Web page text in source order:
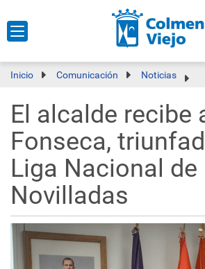
Inicio Comunicación Noticias
El alcalde recibe
Fonseca,
Liga Nacional de
Novilladas